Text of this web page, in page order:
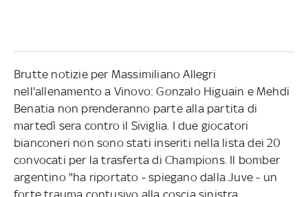
Brutte notizie per Massimiliano Allegri
nell'allenamento a Vinovo: Gonzalo Higuain e Mehdi
Benatia non prenderanno parte alla partita di
martedì sera contro il Siviglia. I due giocatori
bianconeri non sono stati inseriti nella lista dei 20
convocati per la trasferta di Champions. Il bomber
argentino "ha riportato - spiegano dalla Juve - un
forte trauma contusivo alla coscia sinistra,